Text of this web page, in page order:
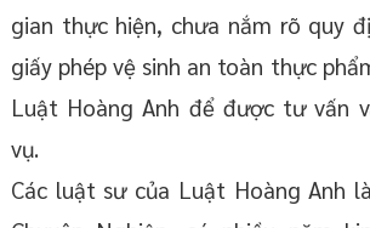
gian thực hiện, chưa nắm rõ quy
giấy phép vệ sinh an toàn thực
Luật Hoàng Anh để được tư vấn
vụ.
Các luật sư của Luật Hoàng Anh